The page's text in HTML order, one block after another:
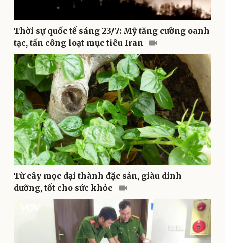
Thể thao
Bóng đá
Lịch thi đấu bóng đá
Thế giới thể thao
eSports
Hậu trường
Ô tô - Xe máy
Ô tô
Xe máy
Tư vấn
Thời sự quốc tế sáng 23/7: Mỹ tăng cường oanh
tạc, tấn công loạt mục tiêu Iran
Từ cây mọc dại thành đặc sản, giàu dinh
dưỡng, tốt cho sức khỏe